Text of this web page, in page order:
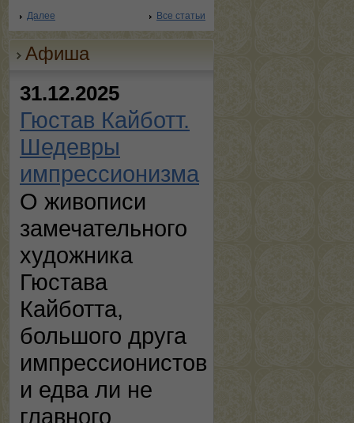
Далее Все статьи
Афиша
31.12.2025
Гюстав Кайботт.
Шедевры
импрессионизма
О живописи
замечательного
художника
Гюстава
Кайботта,
большого друга
импрессионистов
и едва ли не
главного